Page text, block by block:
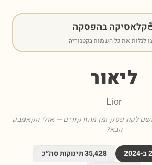
קלאסיקה בהפסקה
לגלות את כל השמות בקטגוריה
ליאור
Lior
לקח פסק זמן מהזרקורים — אולי הקאמבק
הבא?
ב-2024
35,428תינוקות סה״כ